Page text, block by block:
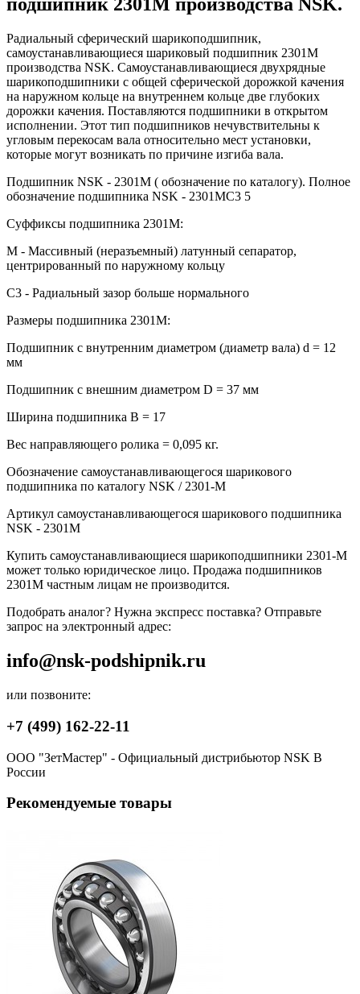
подшипник 2301M производства NSK.
Радиальный сферический шарикоподшипник,
самоустанавливающиеся шариковый подшипник 2301M
производства NSK. Самоустанавливающиеся двухрядные
шарикоподшипники с общей сферической дорожкой качения
на наружном кольце на внутреннем кольце две глубоких
дорожки качения. Поставляются подшипники в открытом
исполнении. Этот тип подшипников нечувствительны к
угловым перекосам вала относительно мест установки,
которые могут возникать по причине изгиба вала.
Подшипник NSK - 2301M ( обозначение по каталогу). Полное
обозначение подшипника NSK - 2301MC3 5
Суффиксы подшипника 2301M:
М - Массивный (неразъемный) латунный сепаратор,
центрированный по наружному кольцу
C3 - Радиальный зазор больше нормального
Размеры подшипника 2301M:
Подшипник с внутренним диаметром (диаметр вала) d = 12
мм
Подшипник с внешним диаметром D = 37 мм
Ширина подшипника B = 17
Вес направляющего ролика = 0,095 кг.
Обозначение самоустанавливающегося шарикового
подшипника по каталогу NSK / 2301-M
Артикул самоустанавливающегося шарикового подшипника
NSK - 2301M
Купить самоустанавливающиеся шарикоподшипники 2301-M
может только юридическое лицо. Продажа подшипников
2301M частным лицам не производится.
Подобрать аналог? Нужна экспресс поставка? Отправьте
запрос на электронный адрес:
info@nsk-podshipnik.ru
или позвоните:
+7 (499) 162-22-11
ООО "ЗетМастер" - Официальный дистрибьютор NSK В
России
Рекомендуемые товары